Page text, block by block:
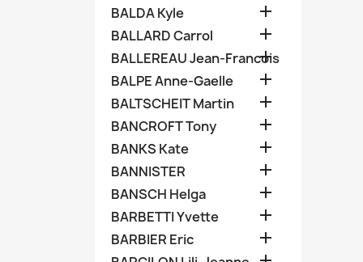
BALDA Kyle 
BALLARD Carrol 
BALLEREAU Jean-Francois

BALPE Anne-Gaelle 
BALTSCHEIT Martin 
BANCROFT Tony 
BANKS Kate 
BANNISTER 
BANSCH Helga 
BARBETTI Yvette 
BARBIER Eric 